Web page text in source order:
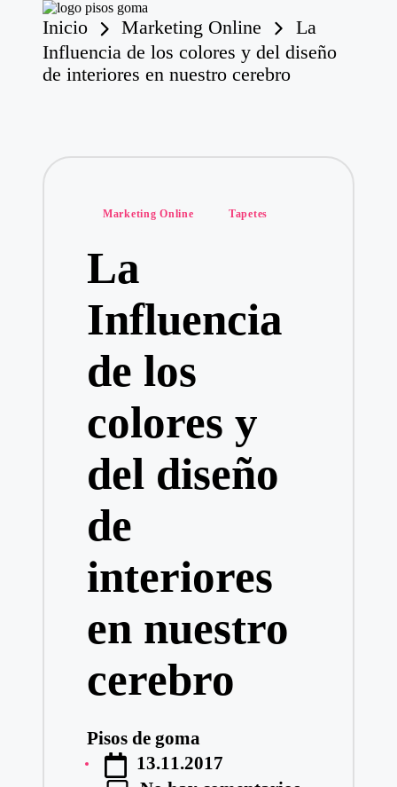
P
o
s
m
Inicio Marketing Online
La
Influencia de los colores y del diseño
de interiores en nuestro cerebro
Publicado
Marketing Online Tapetes
La
Influencia
de los
colores y
del diseño
de
interiores
en nuestro
cerebro
Publicado
por
Pisos de goma
13.11.2017